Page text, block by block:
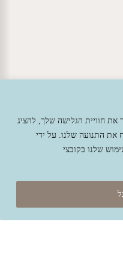
את חוויית הגלישה שלך, להציג
את התנועה שלנו. על ידי
שלנו בקובצי